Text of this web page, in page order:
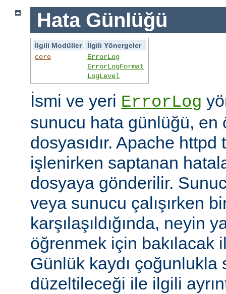
Hata Günlüğü
İlgili Modüller
İlgili Yönergeler
core
ErrorLog
ErrorLogFormat
LogLevel
İsmi ve yeri ErrorLog
sunucu hata günlüğü, en
dosyasıdır. Apache httpd
işlenirken saptanan
dosyaya gönderilir.
veya sunucu çalışırken
karşılaşıldığında, neyin
öğrenmek için bakılacak
Günlük kaydı çoğunlukla
düzeltileceği ile ilgili